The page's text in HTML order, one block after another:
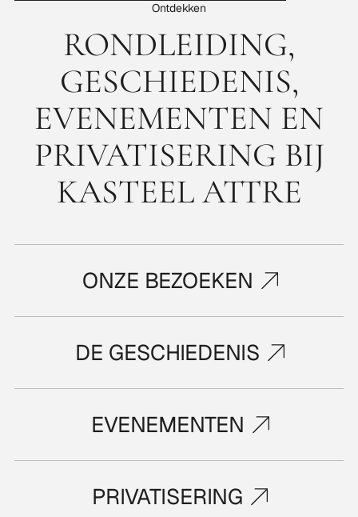
Ontdekken
RONDLEIDING,
GESCHIEDENIS,
EVENEMENTEN EN
PRIVATISERING BIJ
KASTEEL ATTRE
ONZE BEZOEKEN
DE GESCHIEDENIS
EVENEMENTEN
PRIVATISERING